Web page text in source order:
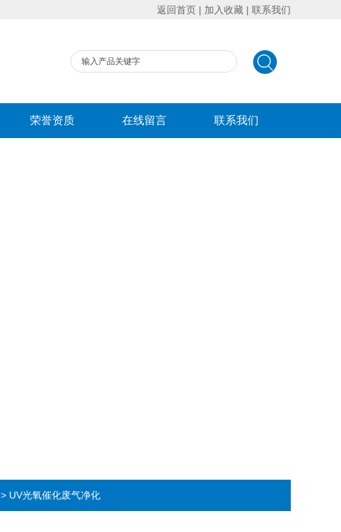
返回首页 | 加入收藏 | 联系我们
荣誉资质 在线留言 联系我们
> UV光氧催化废气净化